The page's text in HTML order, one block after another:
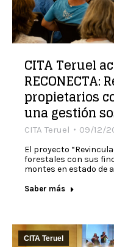
CITA Teruel
RECONECTA:
propietarios
una gestión
CITA Teruel 09/12/
El proyecto
forestales con sus
montes en estado de
Saber más
CITA Teruel